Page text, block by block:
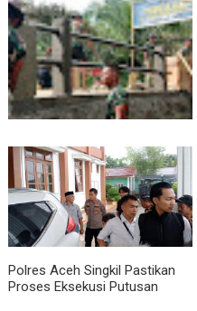
Babinsa Tanamkan Nilai
Pancasila dan Cinta Tanah Air
kepada Siswa SMP
Kodim 0118 Kebut Tahap Akhir
Jembatan Garuda, Pengecoran
Kepala Jembatan Terus
Berjalan
Polres Aceh Singkil Pastikan
Proses Eksekusi Putusan